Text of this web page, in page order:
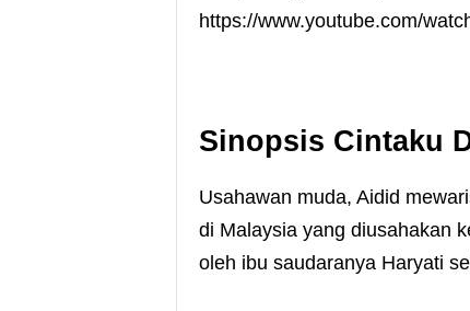
https://www.youtube.com/
Sinopsis Cintaku
Usahawan muda, Aidid
di Malaysia yang diusahakan
oleh ibu saudaranya Haryati